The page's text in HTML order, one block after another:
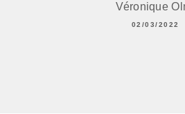
Véronique
02/03/2022